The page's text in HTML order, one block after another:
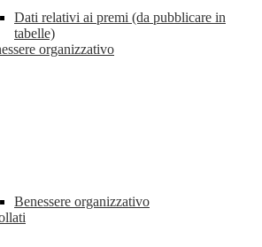
Dati relativi ai premi (da pubblicare in
tabelle)
organizzativo
Benessere organizzativo